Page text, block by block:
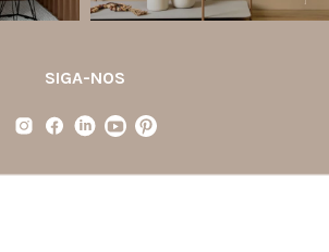
SIGA-NOS